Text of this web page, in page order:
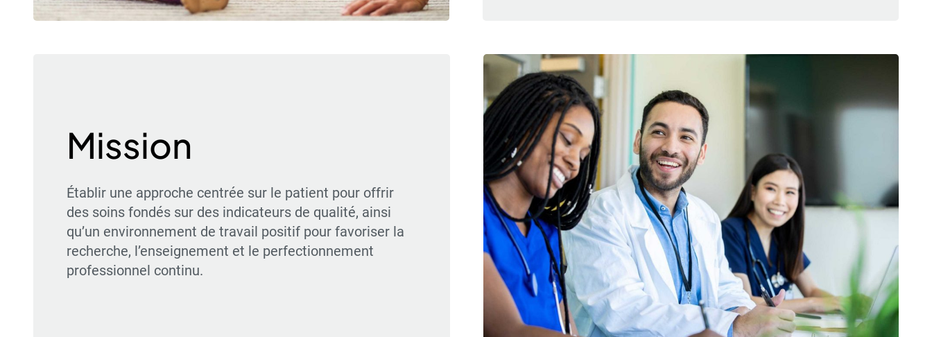
Mission
Établir une approche centrée sur le patient pour offrir
des soins fondés sur des indicateurs de qualité, ainsi
qu’un environnement de travail positif pour favoriser la
recherche, l’enseignement et le perfectionnement
professionnel continu.